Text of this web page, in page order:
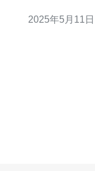
先进的基础设
2025年5月11日